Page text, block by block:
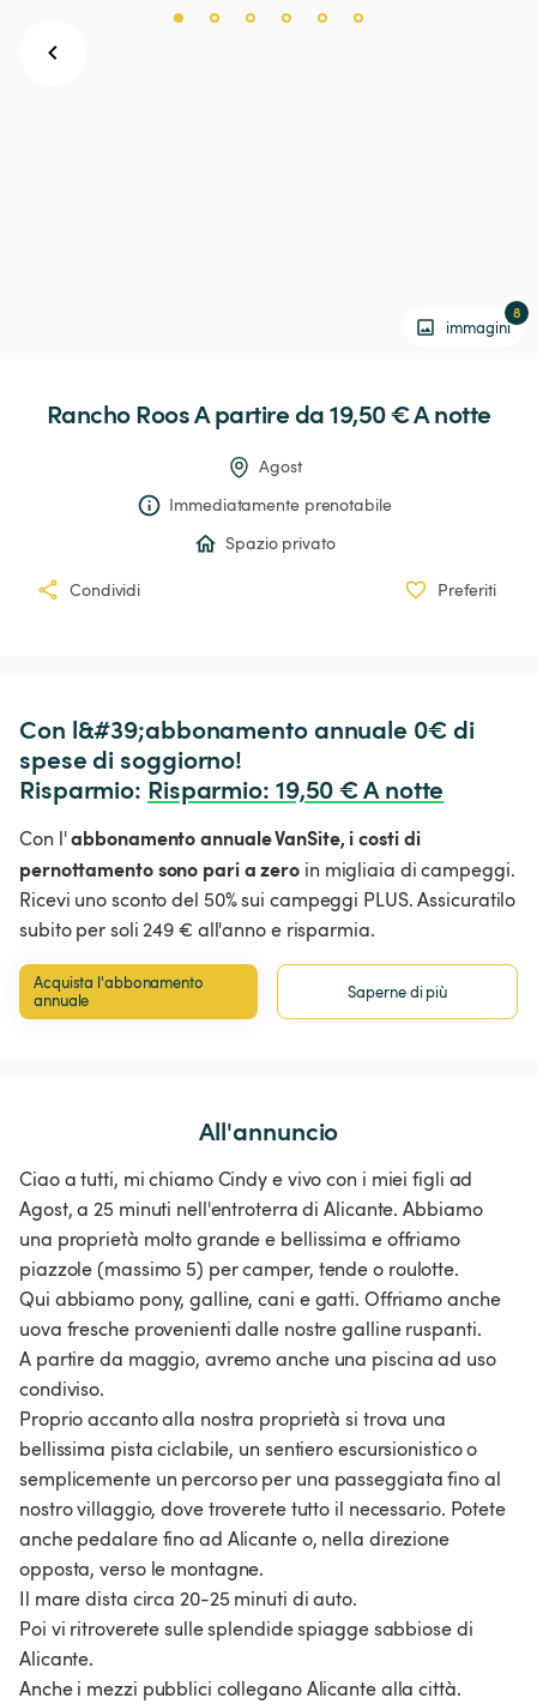
immagini
8
RanchoRoos A partire da 19,50 € A notte
Agost
Immediatamente prenotabile
Spazio privato
Condividi Preferiti
Con l&#39;abbonamento annuale 0€ di
spese di soggiorno!
Risparmio: Risparmio: 19,50 € A notte
Con l'abbonamento annuale VanSite, i costi di
pernottamento sono pari a zero in migliaia di campeggi.
Ricevi uno sconto del 50% sui campeggi PLUS. Assicuratilo
subito per soli 249 € all'anno e risparmia.
Acquista l'abbonamento
annuale
Saperne di più
All'annuncio
Ciao a tutti, mi chiamo Cindy e vivo con i miei figli ad
Agost, a 25 minuti nell'entroterra di Alicante. Abbiamo
una proprietà molto grande e bellissima e offriamo
piazzole (massimo 5) per camper, tende o roulotte.
Qui abbiamo pony, galline, cani e gatti. Offriamo anche
uova fresche provenienti dalle nostre galline ruspanti.
A partire da maggio, avremo anche una piscina ad uso
condiviso.
Proprio accanto alla nostra proprietà si trova una
bellissima pista ciclabile, un sentiero escursionistico o
semplicemente un percorso per una passeggiata fino al
nostro villaggio, dove troverete tutto il necessario. Potete
anche pedalare fino ad Alicante o, nella direzione
opposta, verso le montagne.
Il mare dista circa 20-25 minuti di auto.
Poi vi ritroverete sulle splendide spiagge sabbiose di
Alicante.
Anche i mezzi pubblici collegano Alicante alla città.